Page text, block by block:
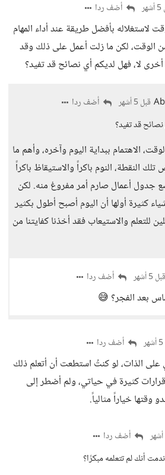
أضف ردا
لاستغلاله بأفضل طريقة عند أداء المهام
الوقت، لكن ما زلت أعمل على ذلك وقد
أخرى لا، فهل لديكم أي نصائح قد تفيد؟
قبل 5 أشهر
أضف ردا
قد تفيد؟
الاهتمام ببداية اليوم وآخره، وأهم ما
النقطة، النوم باكراً والاستيقاظ باكراً
جدول أعمال صارم أمر مفروغ منه. لكن
كثيرة أولها أن اليوم أصبح أطول بكثير
للتعلم والاستيعاب فقد أخذنا كفايتنا من
قبل 5 أشهر أضف ردا
بعد الفجر؟ 😅
أضف ردا
على الذات، لو كنتُ استطعت أن أتعلم ذلك
كثيرة في حياتي، ولم أضطر إلى
خياراً مثالياً.
أضف ردا
أنك لم تتعلمه مبكرًا؟